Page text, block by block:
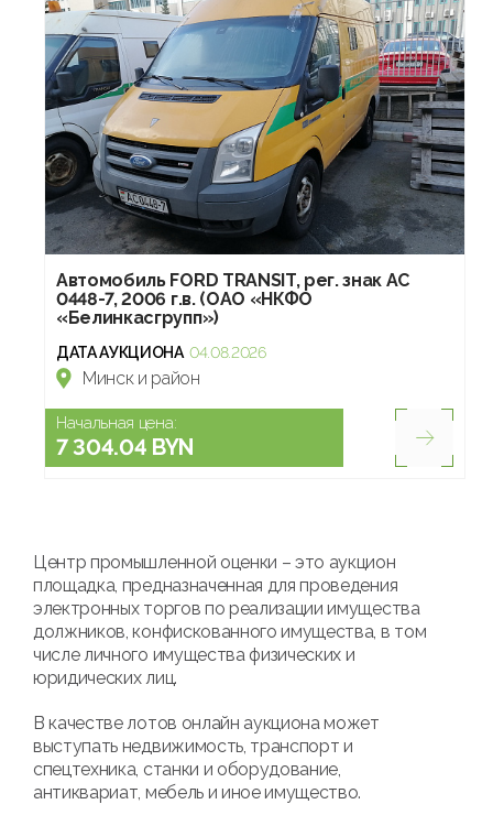
Автомобиль FORD TRANSIT, рег. знак АС
0448-7, 2006 г.в. (ОАО «НКФО
«Белинкасгрупп»)
ДАТА АУКЦИОНА 04.08.2026
Минск и район
Начальная цена:
7 304.04 BYN
Центр промышленной оценки – это аукцион
площадка, предназначенная для проведения
электронных торгов по реализации имущества
должников, конфискованного имущества, в том
числе личного имущества физических и
юридических лиц.
В качестве лотов онлайн аукциона может
выступать недвижимость, транспорт и
спецтехника, станки и оборудование,
антиквариат, мебель и иное имущество.